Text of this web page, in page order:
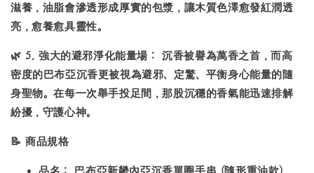
滋養，油脂會滲透形成厚實的包漿，讓木質色澤愈發紅潤透
亮，愈養愈具靈性。
🌿5.強大的避邪淨化能量場：
沉香被譽為萬香之首，而高
密度的巴布亞沉香更被視為避邪、定驚、平衡身心能量的隨
身聖物。在每一次舉手投足間，那股沉穩的香氣能迅速排解
紛擾，守護心神。
📝 商品規格
品名：
巴布亞新畿內亞沉香單圈手串 (隨形重油款)